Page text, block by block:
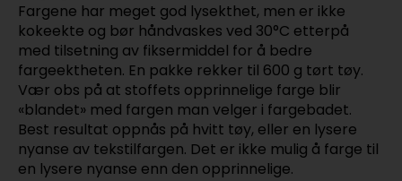
Fargene har meget god lysekthet, men er ikke
kokeekte og bør håndvaskes ved 30°C etterpå
med tilsetning av fiksermiddel for å bedre
fargeektheten. En pakke rekker til 600 g tørt tøy.
Vær obs på at stoffets opprinnelige farge blir
«blandet» med fargen man velger i fargebadet.
Best resultat oppnås på hvitt tøy, eller en lysere
nyanse av tekstilfargen. Det er ikke mulig å farge til
en lysere nyanse enn den opprinnelige.